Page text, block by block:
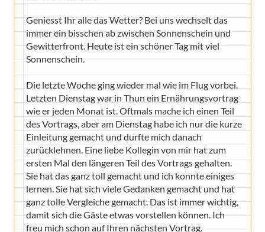
Geniesst Ihr alle das Wetter? Bei uns wechselt das
immer ein bisschen ab zwischen Sonnenschein und
Gewitterfront. Heute ist ein schöner Tag mit viel
Sonnenschein.
Die letzte Woche ging wieder mal wie im Flug vorbei.
Letzten Dienstag war in Thun ein Ernährungsvortrag
wie er jeden Monat ist. Oftmals mache ich einen Teil
des Vortrags, aber am Dienstag habe ich nur die kurze
Einleitung gemacht und durfte mich danach
zurücklehnen. Eine liebe Kollegin von mir hat zum
ersten Mal den längeren Teil des Vortrags gehalten.
Sie hat das ganz toll gemacht und ich konnte einiges
lernen. Sie hat sich viele Gedanken gemacht und hat
ganz tolle Vergleiche gemacht. Das ist immer wichtig,
damit sich die Gäste etwas vorstellen können. Ich
freu mich schon auf Ihren nächsten Vortrag.